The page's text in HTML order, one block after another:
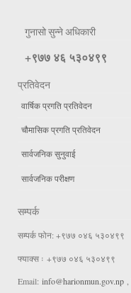
गुनासो सुन्ने अधिकारी
+९७७ ४६ ५३०४९९
प्रतिवेदन
वार्षिक प्रगति प्रतिवेदन
चौमासिक प्रगति प्रतिवेदन
सार्वजनिक सुनुवाई
सार्वजनिक परीक्षण
सम्पर्क
सम्पर्क फोन: +९७७ ०४६ ५३०४९९
फ्याक्स ः +९७७ ०४६ ५३०४९९
Email: info@harionmun.gov.np